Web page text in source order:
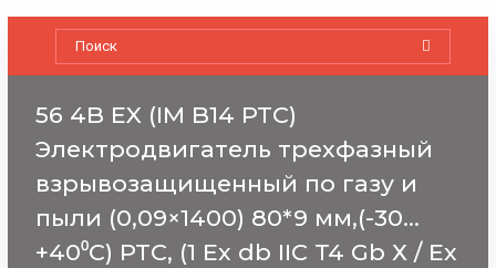
56 4B EX (IM B14 PTC)
Электродвигатель трехфазный
взрывозащищенный по газу и
пыли (0,09×1400) 80*9 мм,(-30…
+40⁰C) PTC, (1 Ex db IIC T4 Gb Х / Ех